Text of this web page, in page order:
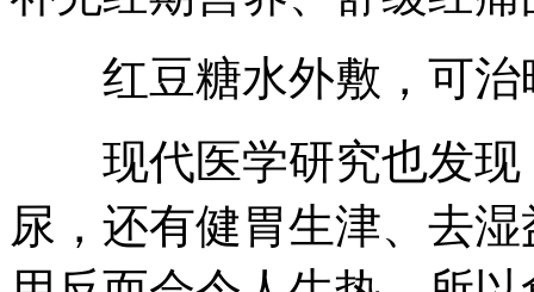
红豆糖水外敷，可治
现代医学研究也发现
尿，还有健胃生津、去